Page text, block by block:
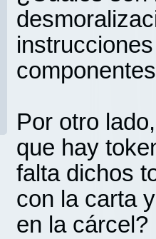
Por otro
que hay
falta dichos
con la carta
en la cárcel?